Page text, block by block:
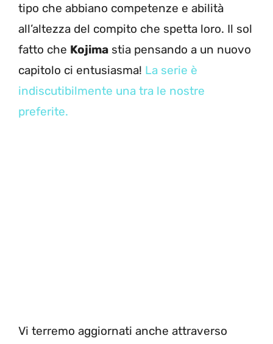
tipo che abbiano competenze e abilità
all’altezza del compito che spetta loro. Il sol
fatto che Kojima stia pensando a un nuovo
capitolo ci entusiasma! La serie è
indiscutibilmente una tra le nostre
preferite.
Vi terremo aggiornati anche attraverso